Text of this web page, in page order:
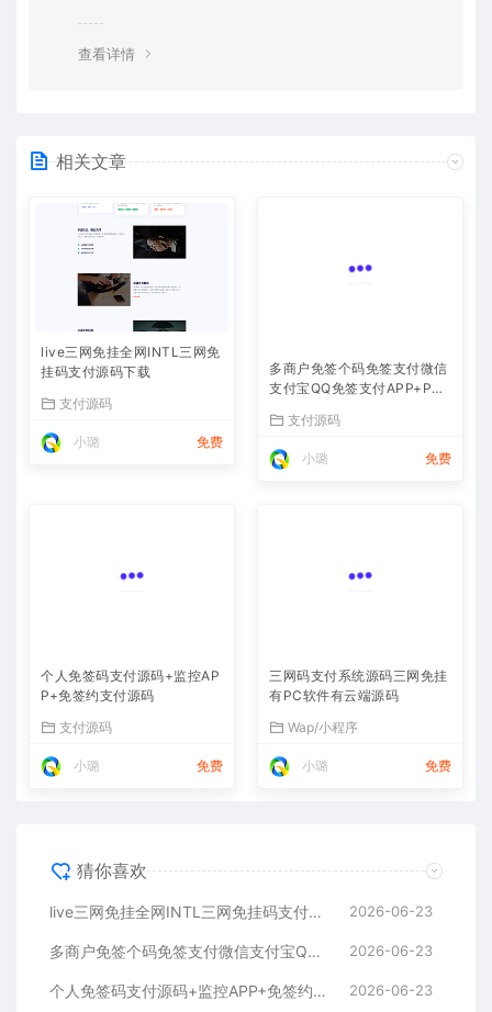
查看详情
相关文章
live三网免挂全网INTL三网免
挂码支付源码下载
支付源码
小璐 免费
支付宝QQ免签支付APP+PC
监控码支付系统源码
支付源码
小璐
Wap/小程序
小璐
2026-06-23
多商户免签个码免签支付微信支付宝QQ免签支付APP+PC监控码支付系统源码 2026-06-23
个人免签码支付源码+监控APP+免签约支付源码 2026-06-23
三网码支付系统源码三网免挂有PC软件有云端源码 2026-06-23